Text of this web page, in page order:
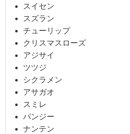
スイセン
スズラン
チューリップ
クリスマスローズ
アジサイ
ツツジ
シクラメン
アサガオ
スミレ
パンジー
ナンテン